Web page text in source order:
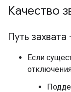
Качество
Путь
Если